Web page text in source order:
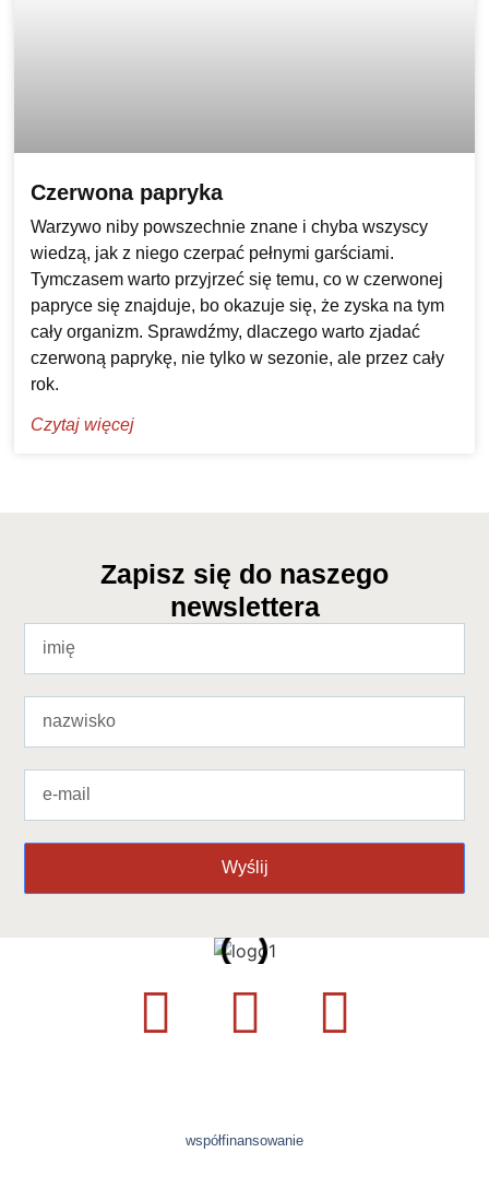
Czerwona papryka
Warzywo niby powszechnie znane i chyba wszyscy
wiedzą, jak z niego czerpać pełnymi garściami.
Tymczasem warto przyjrzeć się temu, co w czerwonej
papryce się znajduje, bo okazuje się, że zyska na tym
cały organizm. Sprawdźmy, dlaczego warto zjadać
czerwoną paprykę, nie tylko w sezonie, ale przez cały
rok.
Czytaj więcej
Zapisz się do naszego
newslettera
Wyślij
współfinansowanie